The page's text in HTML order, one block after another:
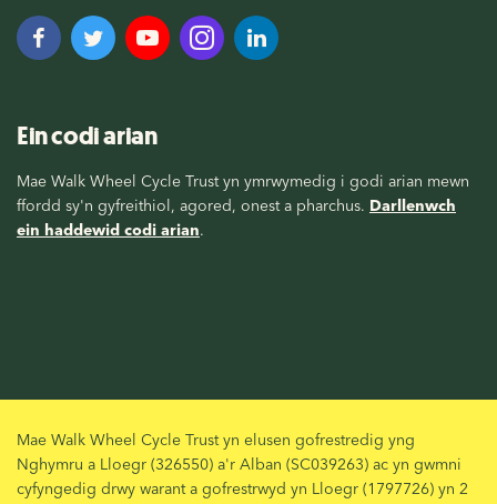
Ein codi arian
Mae Walk Wheel Cycle Trust yn ymrwymedig i godi arian mewn
ffordd sy'n gyfreithiol, agored, onest a pharchus. Darllenwch
ein haddewid codi arian.
Mae Walk Wheel Cycle Trust yn elusen gofrestredig yng
Nghymru a Lloegr (326550) a'r Alban (SC039263) ac yn gwmni
cyfyngedig drwy warant a gofrestrwyd yn Lloegr (1797726) yn 2